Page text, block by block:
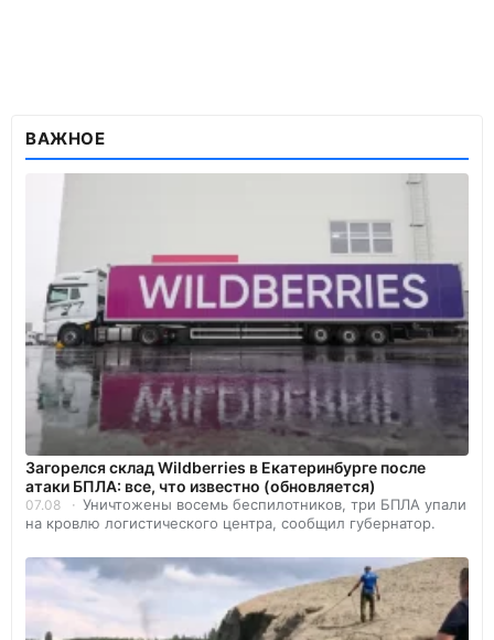
ВАЖНОЕ
Загорелся склад Wildberries в Екатеринбурге после
атаки БПЛА: все, что известно (обновляется)
07.08
Уничтожены восемь беспилотников, три БПЛА упали
на кровлю логистического центра, сообщил губернатор.